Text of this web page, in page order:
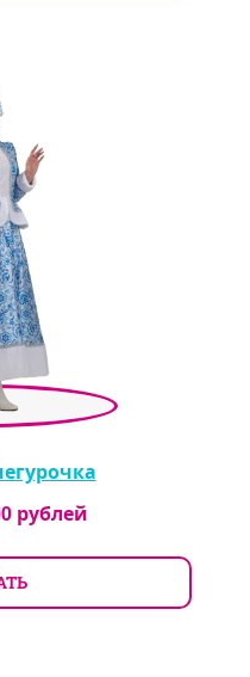
рублей